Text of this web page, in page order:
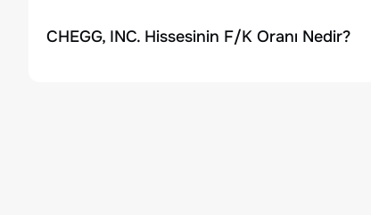
CHEGG, INC. Hissesinin F/K Oranı Nedir?